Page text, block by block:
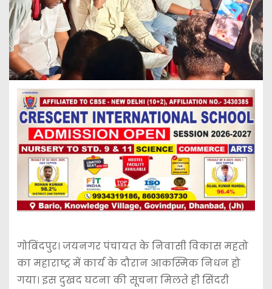
गोबिंदपुर। जयनगर पंचायत के निवासी विकास महतो
का महाराष्ट्र में कार्य के दौरान आकस्मिक निधन हो
गया। इस दुखद घटना की सूचना मिलते ही सिंदरी